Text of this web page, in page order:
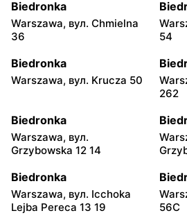
Biedronka
Warszawa, вул. Chmielna
36
54
Biedronka
Warszawa, вул. Krucza 50
262
Biedronka
Warszawa, вул.
Grzybowska 12 14
Biedronka
Warszawa, вул. Icchoka
Lejba Pereca 13 19
56C